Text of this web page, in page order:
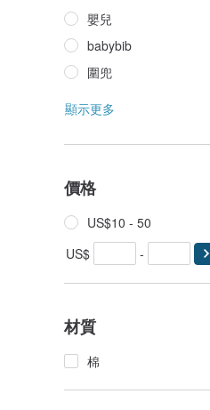
嬰兒
babybib
圍兜
顯示更多
價格
US$10 - 50
US$
-
材質
棉